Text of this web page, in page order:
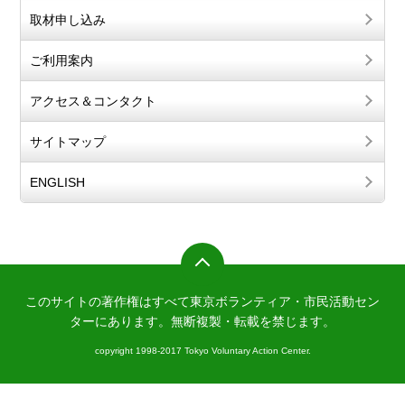
取材申し込み
ご利用案内
アクセス＆コンタクト
サイトマップ
ENGLISH
このサイトの著作権はすべて東京ボランティア・市民活動セン
ターにあります。 無断複製・転載を禁じます。
copyright 1998-2017 Tokyo Voluntary Action Center.